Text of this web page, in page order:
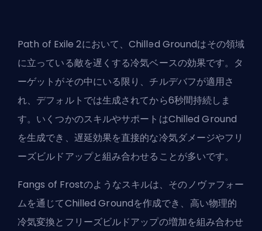
Path of Exile 2において、Chilled Groundはその領域
に立っている敵を遅くする冷気ベースの効果です。タ
ーゲットがその中にいる限り、チルデバフが適用さ
れ、デフォルトでは生成されてから6秒間持続しま
す。いくつかのスキルやサポートはChilled Ground
を生成でき、遅延効果を直接的な冷気ダメージやフリ
ーズビルドアップと組み合わせることが多いです。
Fangs of Frostのようなスキルは、そのノヴァフォー
ムを通じてChilled Groundを作成でき、高い物理的
冷気変換とフリーズビルドアップの増加を組み合わせ